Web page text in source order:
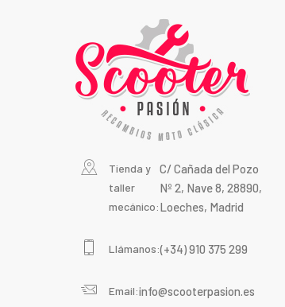
Tienda y
taller
mecánico:
C/ Cañada del Pozo
Nº 2, Nave 8, 28890,
Loeches, Madrid
Llámanos:(+34) 910 375 299
Email:info@scooterpasion.es